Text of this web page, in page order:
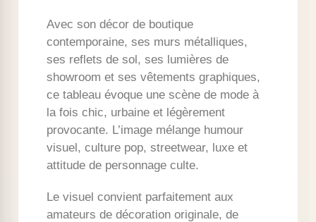
Avec son décor de boutique
contemporaine, ses murs métalliques,
ses reflets de sol, ses lumières de
showroom et ses vêtements graphiques,
ce tableau évoque une scène de mode à
la fois chic, urbaine et légèrement
provocante. L’image mélange humour
visuel, culture pop, streetwear, luxe et
attitude de personnage culte.
Le visuel convient parfaitement aux
amateurs de décoration originale, de